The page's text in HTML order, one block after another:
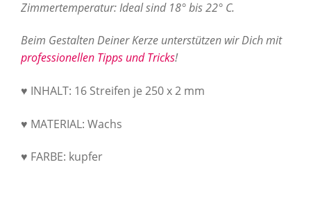
Zimmertemperatur: Ideal sind 18° bis 22° C.
Beim Gestalten Deiner Kerze unterstützen wir Dich mit
professionellen Tipps und Tricks!
♥ INHALT: 16 Streifen je 250 x 2 mm
♥ MATERIAL: Wachs
♥ FARBE: kupfer